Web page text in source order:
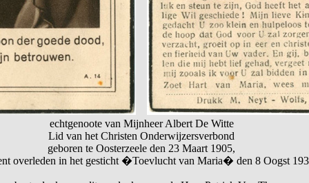
echtgenoote van Mijnheer Albert De Witte
Lid van het Christen Onderwijzersverbond
geboren te Oosterzeele den 23 Maart 1905,
overleden in het gesticht �Toevlucht van Maria� den 8 Oogst